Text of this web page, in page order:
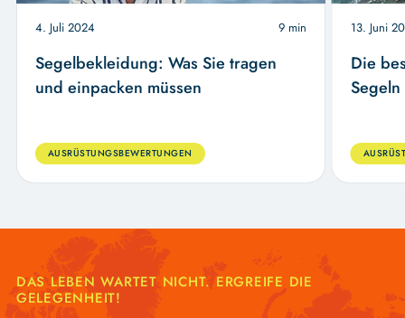
4. Juli 2024 9 min
Segelbekleidung: Was Sie tragen
und einpacken müssen
AUSRÜSTUNGSBEWERTUNGEN
13. Juni
Die
DAS LEBEN WARTET NICHT. ERGREIFE DIE
GELEGENHEIT!